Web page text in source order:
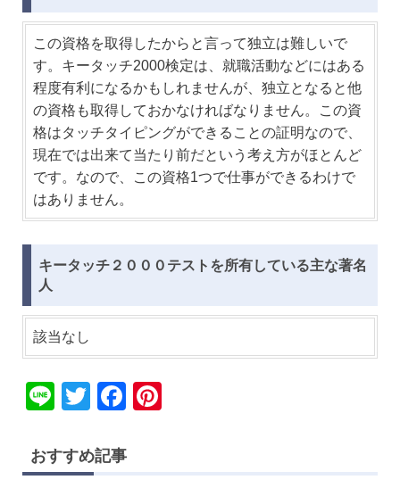
この資格を取得したからと言って独立は難しいで
す。キータッチ2000検定は、就職活動などにはある
程度有利になるかもしれませんが、独立となると他
の資格も取得しておかなければなりません。この資
格はタッチタイピングができることの証明なので、
現在では出来て当たり前だという考え方がほとんど
です。なので、この資格1つで仕事ができるわけで
はありません。
キータッチ２０００テストを所有している主な著名
人
該当なし
Li
e
T
tt
F
c
おすすめ記事